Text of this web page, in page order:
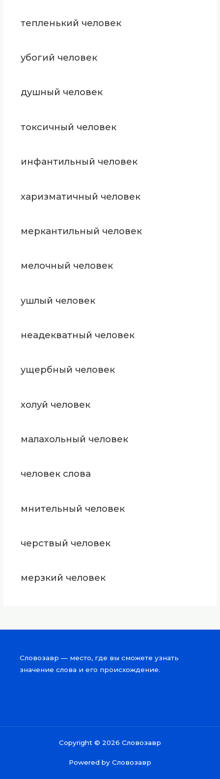
тепленький человек
убогий человек
душный человек
токсичный человек
инфантильный человек
харизматичный человек
меркантильный человек
мелочный человек
ушлый человек
неадекватный человек
ущербный человек
холуй человек
малахольный человек
человек слова
мнительный человек
черствый человек
мерзкий человек
Словозавр — место, где вы сможете узнать
значение слова и его происхождение.
Copyright © 2026 Словозавр
Powered by Словозавр